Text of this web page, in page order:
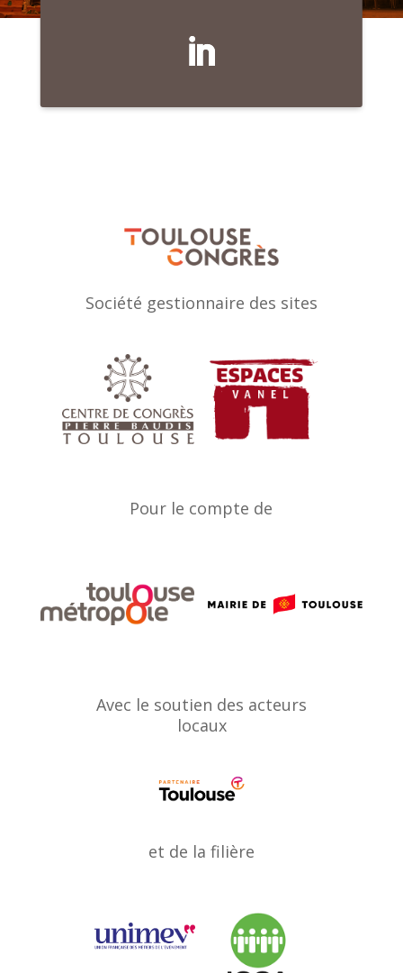
Société gestionnaire des sites
Pour le compte de
Avec le soutien des acteurs
locaux
et de la filière